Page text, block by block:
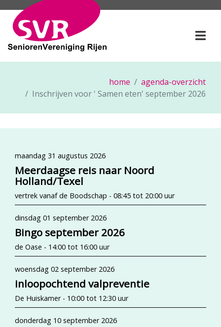
home
agenda-overzicht
Inschrijven voor ' Samen eten' september 2026
maandag 31 augustus 2026
Meerdaagse reis naar Noord
Holland/Texel
vertrek vanaf de Boodschap - 08:45 tot 20:00 uur
dinsdag 01 september 2026
Bingo september 2026
de Oase - 14:00 tot 16:00 uur
woensdag 02 september 2026
inloopochtend valpreventie
De Huiskamer - 10:00 tot 12:30 uur
donderdag 10 september 2026